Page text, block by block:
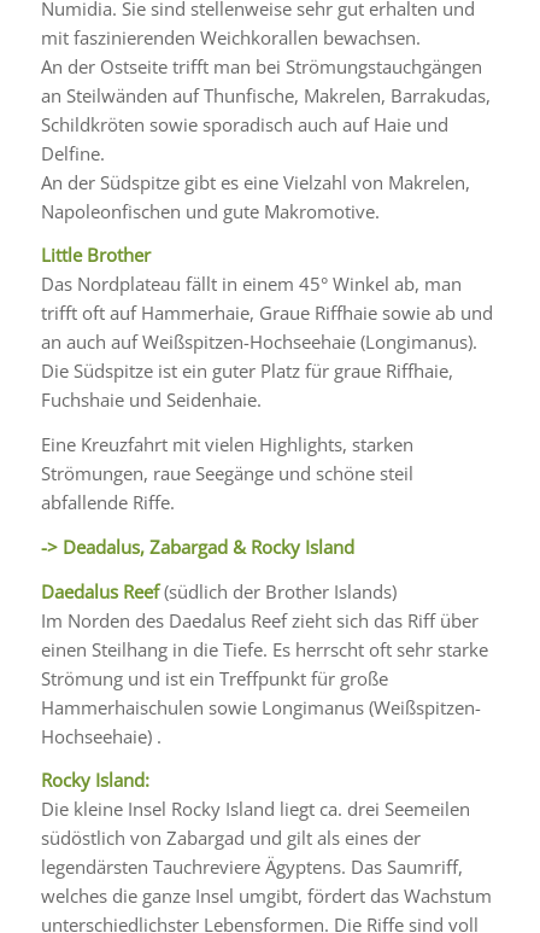
Numidia. Sie sind stellenweise sehr gut erhalten und
mit faszinierenden Weichkorallen bewachsen.
An der Ostseite trifft man bei Strömungstauchgängen
an Steilwänden auf Thunfische, Makrelen, Barrakudas,
Schildkröten sowie sporadisch auch auf Haie und
Delfine.
An der Südspitze gibt es eine Vielzahl von Makrelen,
Napoleonfischen und gute Makromotive.
Little Brother
Das Nordplateau fällt in einem 45° Winkel ab, man
trifft oft auf Hammerhaie, Graue Riffhaie sowie ab und
an auch auf Weißspitzen-Hochseehaie (Longimanus).
Die Südspitze ist ein guter Platz für graue Riffhaie,
Fuchshaie und Seidenhaie.
Eine Kreuzfahrt mit vielen Highlights, starken
Strömungen, raue Seegänge und schöne steil
abfallende Riffe.
-> Deadalus, Zabargad & Rocky Island
Daedalus Reef(südlich der Brother Islands)
Im Norden des Daedalus Reef zieht sich das Riff über
einen Steilhang in die Tiefe. Es herrscht oft sehr starke
Strömung und ist ein Treffpunkt für große
Hammerhaischulen sowie Longimanus (Weißspitzen-
Hochseehaie) .
Rocky Island:
Die kleine Insel Rocky Island liegt ca. drei Seemeilen
südöstlich von Zabargad und gilt als eines der
legendärsten Tauchreviere Ägyptens. Das Saumriff,
welches die ganze Insel umgibt, fördert das Wachstum
unterschiedlichster Lebensformen. Die Riffe sind voll